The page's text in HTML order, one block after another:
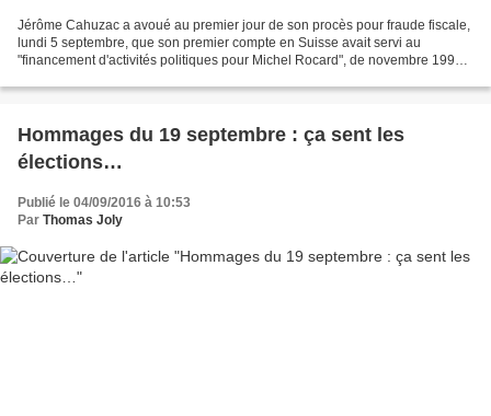
Jérôme Cahuzac a avoué au premier jour de son procès pour fraude fiscale,
lundi 5 septembre, que son premier compte en Suisse avait servi au
"financement d'activités politiques pour Michel Rocard", de novembre 1992 à
Hommages du 19 septembre : ça sent les
élections…
Publié le 04/09/2016 à 10:53
Par Thomas Joly